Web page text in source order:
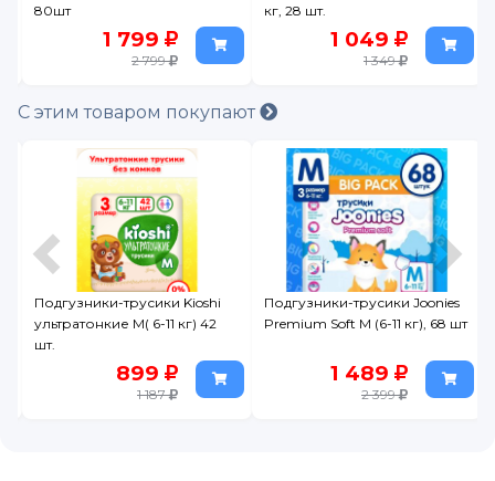
кг, 28 шт.
1 049
1 349
1 199
1 459
С этим товаром покупают
Подгузники-трусики Joonies
Premium Soft M (6-11 кг), 68 шт
1 489
2 399
Подгузники-трусики
Pampers Premium Care 6-11 кг,
1 399
2 499